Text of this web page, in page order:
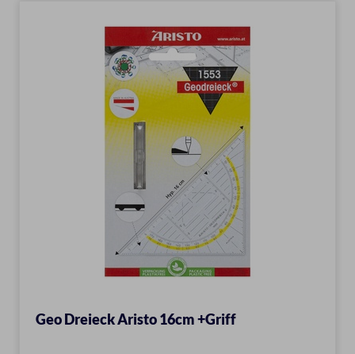
Geo Dreieck Aristo 16cm +Griff